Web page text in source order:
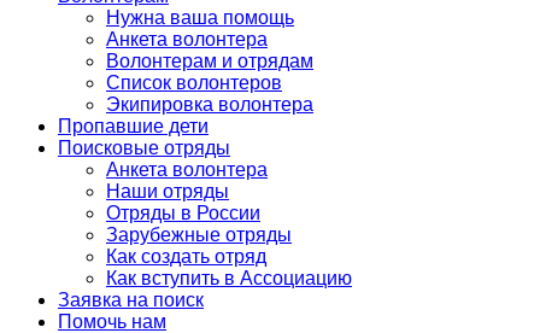
Нужна ваша помощь
Анкета волонтера
Волонтерам и отрядам
Список волонтеров
Экипировка волонтера
Пропавшие дети
Поисковые отряды
Анкета волонтера
Наши отряды
Отряды в России
Зарубежные отряды
Как создать отряд
Как вступить в Ассоциацию
Заявка на поиск
Помочь нам